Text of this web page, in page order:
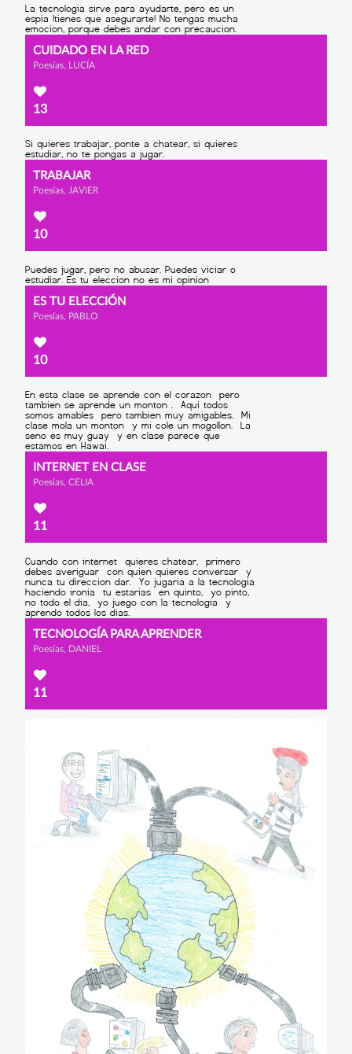
CUIDADO EN LA RED
Poesías, LUCÍA
13
TRABAJAR
Poesías, JAVIER
10
ES TU ELECCIÓN
Poesías, PABLO
10
INTERNET EN CLASE
Poesías, CELIA
11
TECNOLOGÍA PARA APRENDER
Poesías, DANIEL
11